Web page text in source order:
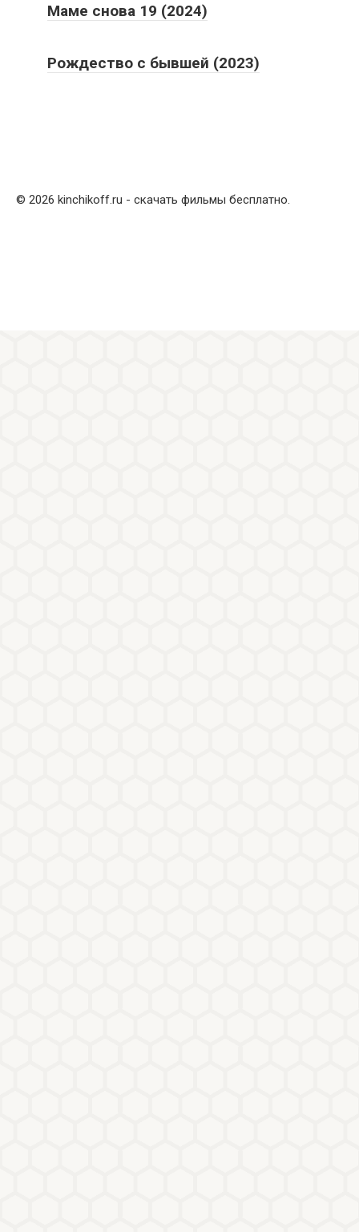
Маме снова 19 (2024)
Рождество с бывшей (2023)
© 2026 kinchikoff.ru - скачать фильмы бесплатно.